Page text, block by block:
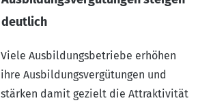
deutlich
Viele Ausbildungsbetriebe erhöhen
ihre Ausbildungsvergütungen und
stärken damit gezielt die Attraktivität